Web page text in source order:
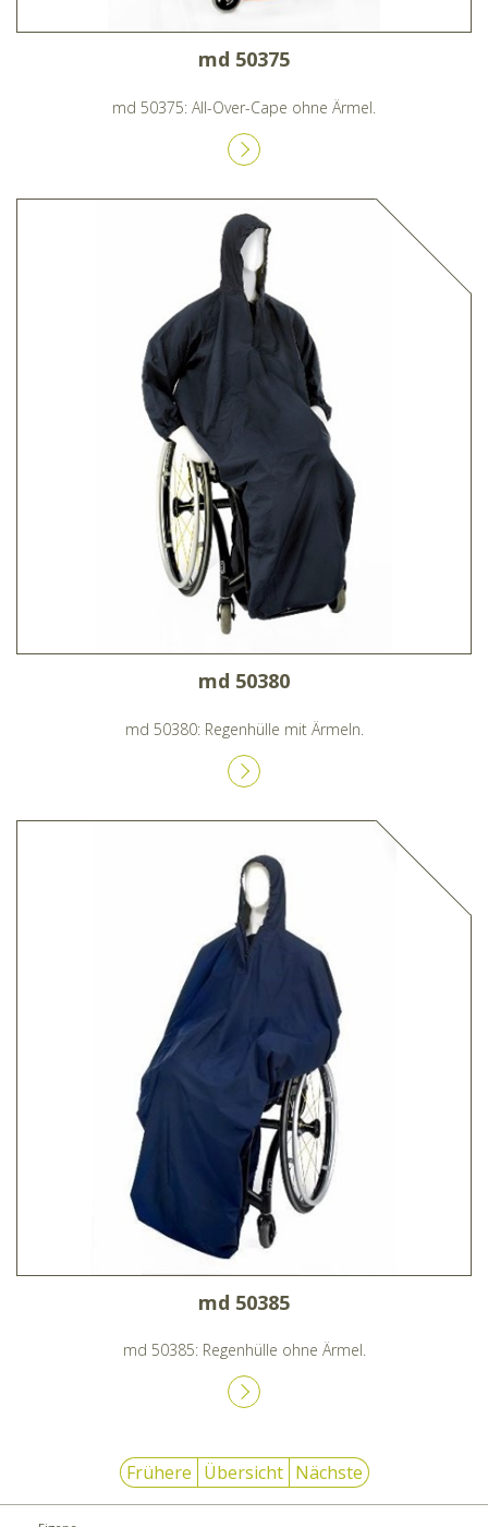
md 50375
md 50375: All-Over-Cape ohne Ärmel.
md 50380
md 50380: Regenhülle mit Ärmeln.
md 50385
md 50385: Regenhülle ohne Ärmel.
Frühere Übersicht Nächste